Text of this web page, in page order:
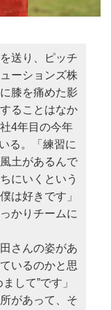
送り、ピッチ
ーションズ株
膝を痛めた影
ることはなか
4年目の今年
る。「練習に
土があるんで
にいくという
は好きです」
かりチームに
さんの姿があ
いるのかと思
して”です」
があって、そ